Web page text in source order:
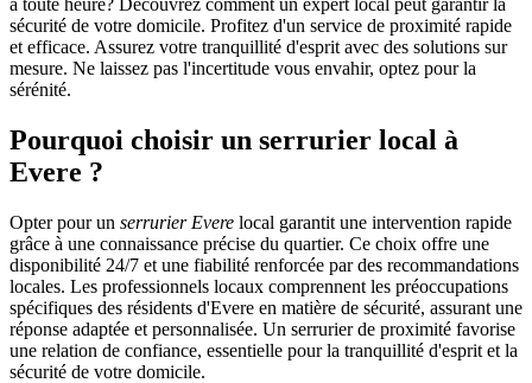
sécurité de votre domicile. Profitez d'un service de proximité rapide
et efficace. Assurez votre tranquillité d'esprit avec des solutions sur
mesure. Ne laissez pas l'incertitude vous envahir, optez pour la
sérénité.
Pourquoi choisir un serrurier local à
Evere ?
Opter pour un serrurier Evere local garantit une intervention rapide
grâce à une connaissance précise du quartier. Ce choix offre une
disponibilité 24/7 et une fiabilité renforcée par des recommandations
locales. Les professionnels locaux comprennent les préoccupations
spécifiques des résidents d'Evere en matière de sécurité, assurant une
réponse adaptée et personnalisée. Un serrurier de proximité favorise
une relation de confiance, essentielle pour la tranquillité d'esprit et la
sécurité de votre domicile.